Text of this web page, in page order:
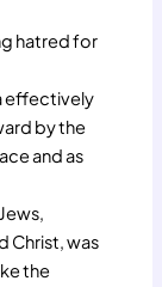
hatred for
effectively
by the
and as
Christ, was
the